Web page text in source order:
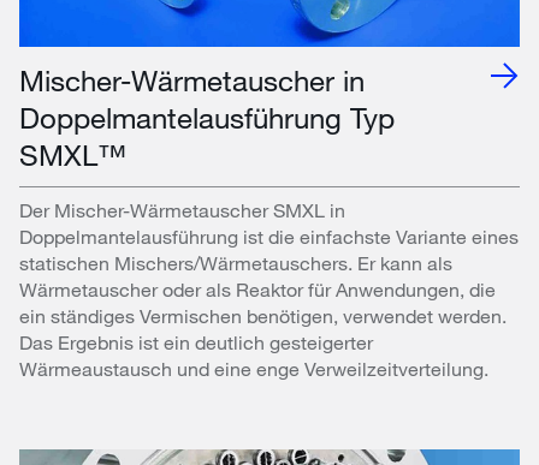
Mischer-Wärmetauscher in
Doppelmantelausführung Typ
SMXL™
Der Mischer-Wärmetauscher SMXL in
Doppelmantelausführung ist die einfachste Variante eines
statischen Mischers/Wärmetauschers. Er kann als
Wärmetauscher oder als Reaktor für Anwendungen, die
ein ständiges Vermischen benötigen, verwendet werden.
Das Ergebnis ist ein deutlich gesteigerter
Wärmeaustausch und eine enge Verweilzeitverteilung.